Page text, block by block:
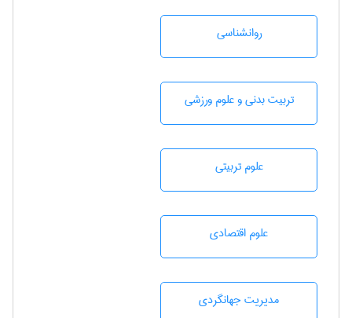
روانشناسی
تربيت بدنی و علوم ورزشی
علوم تربيتی
علوم اقتصادی
مديريت جهانگردی